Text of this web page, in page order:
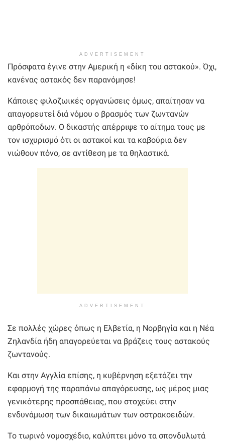
ADVERTISEMENT
Πρόσφατα έγινε στην Αμερική η «δίκη του αστακού». Όχι,
κανένας αστακός δεν παρανόμησε!
Κάποιες φιλοζωικές οργανώσεις όμως, απαίτησαν να
απαγορευτεί διά νόμου ο βρασμός των ζωντανών
αρθρόποδων. Ο δικαστής απέρριψε το αίτημα τους με
τον ισχυρισμό ότι οι αστακοί και τα καβούρια δεν
νιώθουν πόνο, σε αντίθεση με τα θηλαστικά.
ADVERTISEMENT
Σε πολλές χώρες όπως η Ελβετία, η Νορβηγία και η Νέα
Ζηλανδία ήδη απαγορεύεται να βράζεις τους αστακούς
ζωντανούς.
Και στην Αγγλία επίσης, η κυβέρνηση εξετάζει την
εφαρμογή της παραπάνω απαγόρευσης, ως μέρος μιας
γενικότερης προσπάθειας, που στοχεύει στην
ενδυνάμωση των δικαιωμάτων των οστρακοειδών.
Το τωρινό νομοσχέδιο, καλύπτει μόνο τα σπονδυλωτά